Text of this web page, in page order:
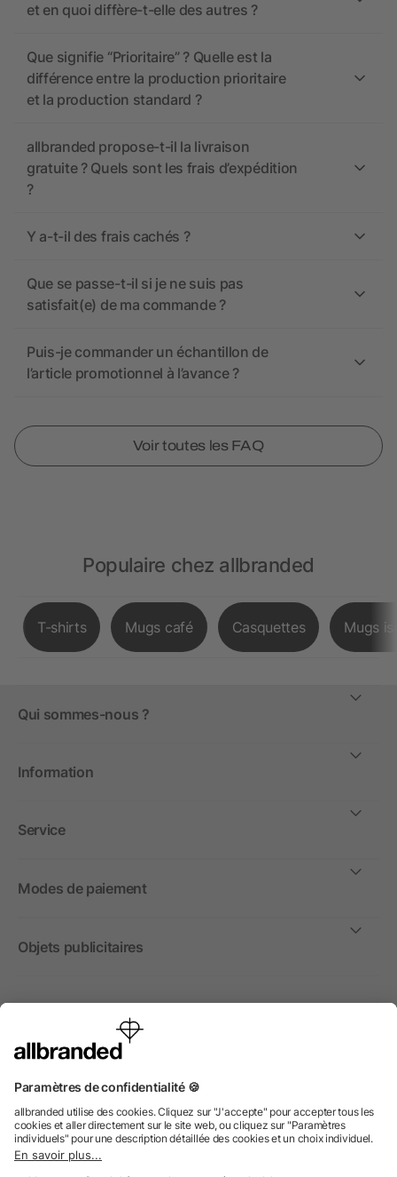
et en quoi diffère-t-elle des autres ?
Que signifie “Prioritaire” ? Quelle est la
différence entre la production prioritaire
et la production standard ?
allbranded propose-t-il la livraison
gratuite ? Quels sont les frais d’expédition
?
Y a-t-il des frais cachés ?
Que se passe-t-il si je ne suis pas
satisfait(e) de ma commande ?
Puis-je commander un échantillon de
l’article promotionnel à l’avance ?
Voir toutes les FAQ
Populaire chez allbranded
T-shirts Mugs café Casquettes Mugs
Qui sommes-nous ?
Information
Service
Modes de paiement
Objets publicitaires
International